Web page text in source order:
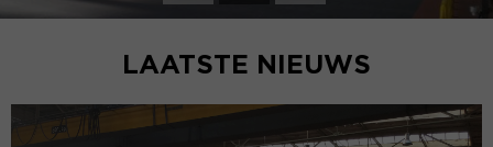
LAATSTE NIEUWS